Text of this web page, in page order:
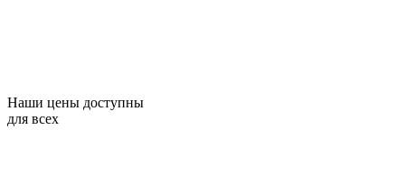
Наши цены доступны
для всех